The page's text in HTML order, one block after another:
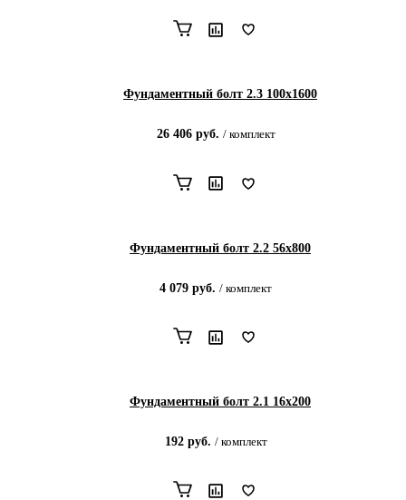
Фундаментный болт 2.3 100х1600
26 406руб. / комплект
Фундаментный болт 2.2 56х800
4 079 руб. / комплект
Фундаментный болт 2.1 16х200
192руб. / комплект